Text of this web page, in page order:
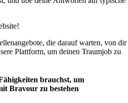
die darauf warten, von dir
Plattform, um deinen Traumjob zu
brauchst, um
Bravour zu bestehen